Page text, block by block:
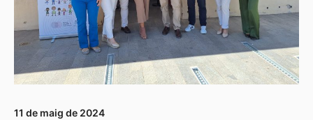
11 de maig de 2024